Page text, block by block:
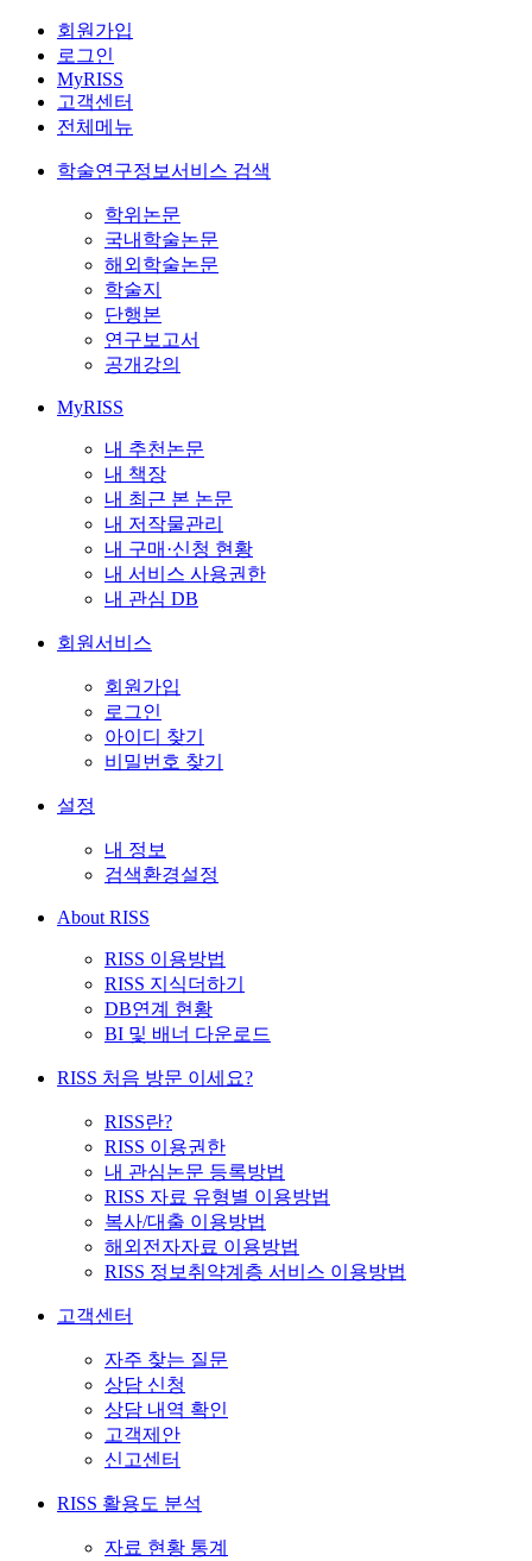
회원가입
로그인
MyRISS
고객센터
전체메뉴
학술연구정보서비스 검색
학위논문
국내학술논문
해외학술논문
학술지
단행본
연구보고서
공개강의
MyRISS
내 추천논문
내 책장
내 최근 본 논문
내 저작물관리
내 구매·신청 현황
내 서비스 사용권한
내 관심 DB
회원서비스
회원가입
로그인
아이디 찾기
비밀번호 찾기
설정
내 정보
검색환경설정
About RISS
RISS 이용방법
RISS 지식더하기
DB연계 현황
BI 및 배너 다운로드
RISS 처음 방문 이세요?
RISS란?
RISS 이용권한
내 관심논문 등록방법
RISS 자료 유형별 이용방법
복사/대출 이용방법
해외전자자료 이용방법
RISS 정보취약계층 서비스 이용방법
고객센터
자주 찾는 질문
상담 신청
상담 내역 확인
고객제안
신고센터
RISS 활용도 분석
자료 현황 통계